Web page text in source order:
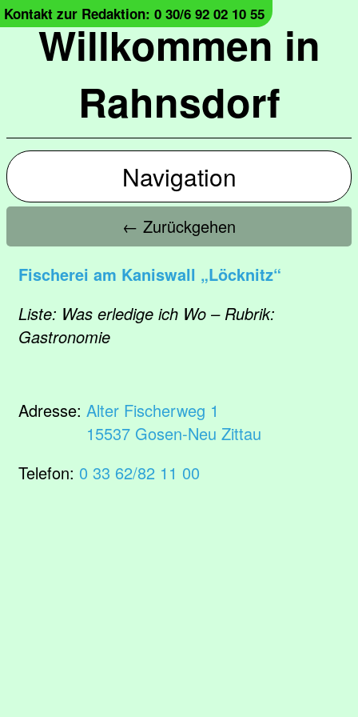
Willkommen in
Rahnsdorf
Kontakt zur Redaktion: 0 30/6 92 02 10 55
Navigation
← Zurückgehen
Fischerei am Kaniswall „Löcknitz“
Liste: Was erledige ich Wo – Rubrik:
Gastronomie
Adresse: Alter Fischerweg 1
15537 Gosen-Neu Zittau
Telefon: 0 33 62/82 11 00